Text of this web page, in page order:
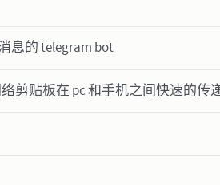
息的 telegram bot
剪贴板在 pc 和手机之间快速的传